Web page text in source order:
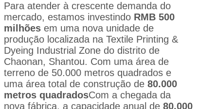
Para atender à crescente demanda do
mercado, estamos investindo RMB 500
milhões em uma nova unidade de
produção localizada na Textile Printing &
Dyeing Industrial Zone do distrito de
Chaonan, Shantou. Com uma área de
terreno de 50.000 metros quadrados e
uma área total de construção de 80.000
metros quadradosCom a chegada da
nova fábrica, a capacidade anual de 80.000